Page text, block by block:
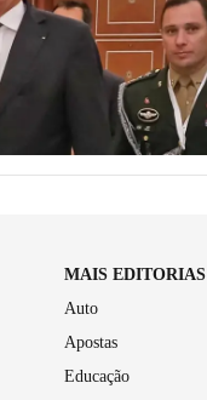
MAIS EDITORIAS
Auto
Apostas
Educação